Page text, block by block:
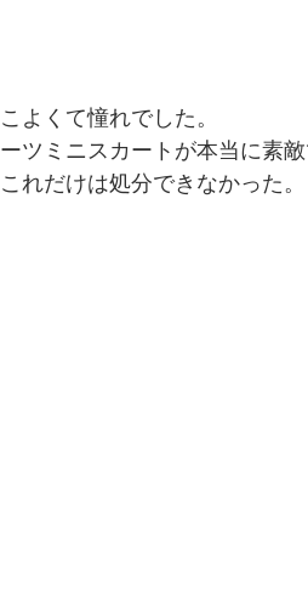
よくて憧れでした。
ツミニスカートが本当に素
れだけは処分できなかった。